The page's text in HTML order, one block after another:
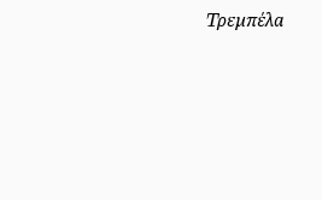
Τρεμπέλα